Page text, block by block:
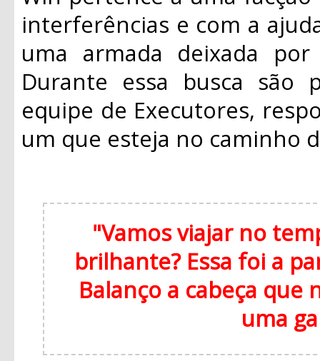
interferências e com a
uma armada deixada
Durante essa busca são
equipe de Executores,
um que esteja no caminho
"Vamos viajar no
brilhante? Essa foi a
Balanço a cabeça
uma